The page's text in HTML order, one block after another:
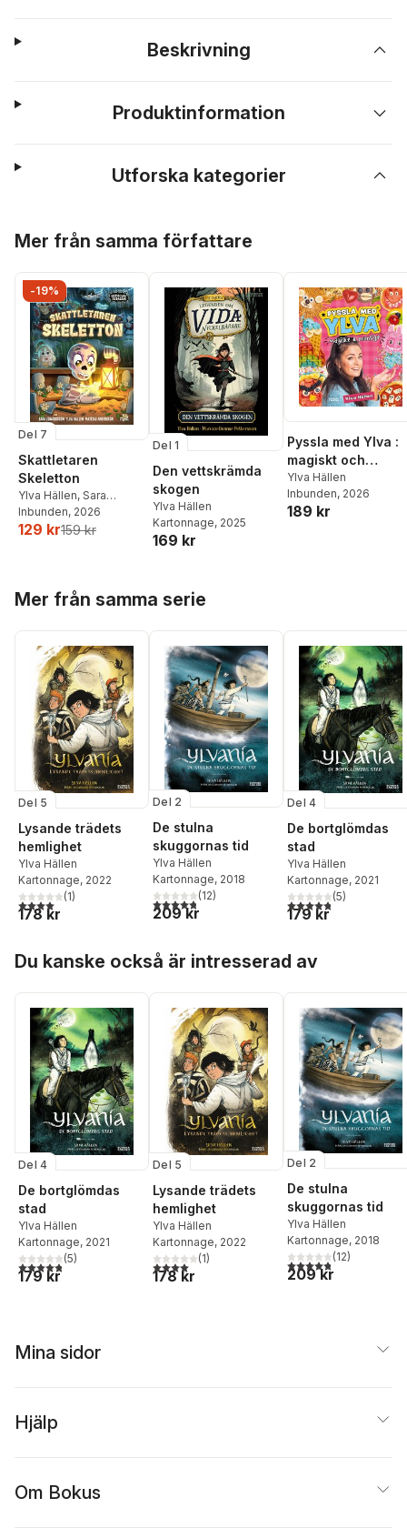
Beskrivning
Produktinformation
Utforska kategorier
Mer från samma författare
-19%
Del 7
Skattletaren
Skeletton
Ylva Hällen, Sara
Edwardsson
Inbunden, 2026
129 kr159 kr
Del 1
Den vettskrämda
skogen
Ylva Hällen
Kartonnage, 2025
169 kr
Pyssla med Ylva :
magiskt och
mumsigt
Ylva Hällen
Inbunden, 2026
189 kr
Mer från samma serie
Del 5
Lysande trädets
hemlighet
Ylva Hällen
Kartonnage, 2022
4,0utav 5 stjärnor. Totalt antal röster:
(1)
178 kr
Del 2
De stulna
skuggornas tid
Ylva Hällen
Kartonnage, 2018
4,8utav 5 stjärnor. Totalt antal röster:
(12)
209 kr
Del 4
De bortglömdas
stad
Ylva Hällen
Kartonnage, 2021
4,8utav 5 stjärnor.
(5)
179 kr
Du kanske också är intresserad av
Del 4
De bortglömdas
stad
Ylva Hällen
Kartonnage, 2021
4,8utav 5 stjärnor. Totalt antal röster:
(5)
179 kr
Del 5
Lysande trädets
hemlighet
Ylva Hällen
Kartonnage, 2022
4,0utav 5 stjärnor. Totalt antal röster:
(1)
178 kr
Del 2
De stulna
skuggornas tid
Ylva Hällen
Kartonnage, 2018
4,8utav 5 stjärnor.
(12)
209 kr
Mina sidor
Hjälp
Om Bokus